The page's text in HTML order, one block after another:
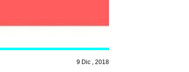
9 Dic , 2018